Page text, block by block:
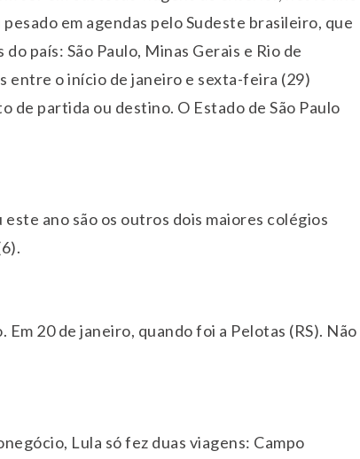
em agendas pelo Sudeste brasileiro, que
país: São Paulo, Minas Gerais e Rio de
entre o início de janeiro e sexta-feira (29)
de partida ou destino. O Estado de São Paulo
ano são os outros dois maiores colégios
Em 20 de janeiro, quando foi a Pelotas (RS). Não
Lula só fez duas viagens: Campo